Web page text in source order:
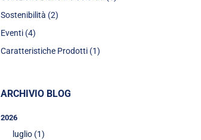
Sostenibilità (2)
Eventi (4)
Caratteristiche Prodotti (1)
ARCHIVIO BLOG
2026
luglio (1)